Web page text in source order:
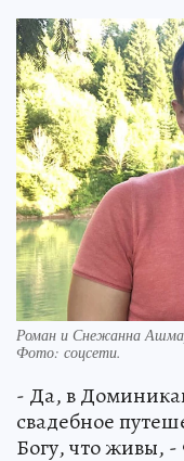
Роман и Снежанна
Фото: соцсети.
- Да, в
свадебное
Богу, что живы,